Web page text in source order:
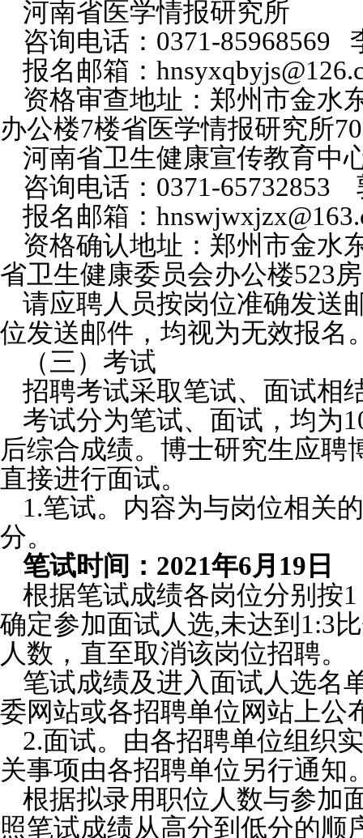
河南省医学情报研究所
咨询电话：0371-85968569
报名邮箱：
资格审查地址：郑州市金水
办公楼7楼省医学情报研究所
河南省卫生健康宣传教育中
咨询电话：0371-65732853
报名邮箱：
资格确认地址：郑州市金水
省卫生健康委员会办公楼523
请应聘人员按岗位准确发送
位发送邮件，均视为无效报名
（三）考试
招聘考试采取笔试、面试相
考试分为笔试、面试，均为
后综合成绩。博士研究生应聘
直接进行面试。
1.笔试。 内容为与岗位相关
分。
笔试时间：2021年6月19日
根据笔试成绩各岗位分别按
确定参加面试人选,未达到1:3
人数，直至取消该岗位招聘。
笔试成绩及进入面试人选名
委网站或各招聘单位网站上公
2.面试。由各招聘单位组织
关事项由各招聘单位另行通知
根据拟录用职位人数与参加
照笔试成绩从高分到低分的顺